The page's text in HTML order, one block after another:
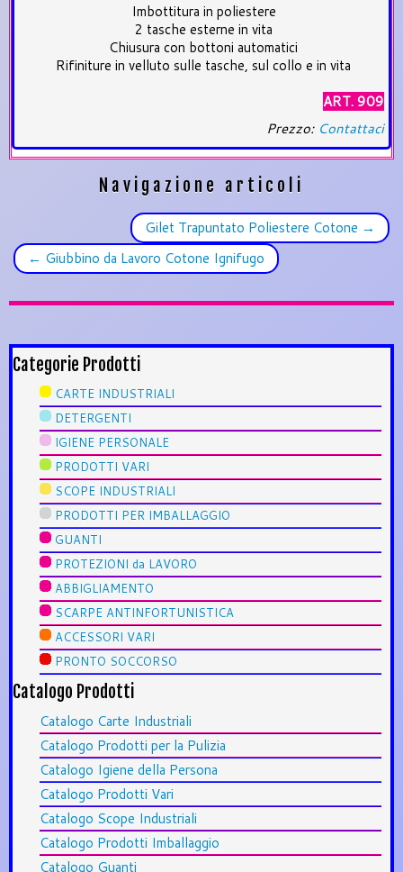
Imbottitura in poliestere
2 tasche esterne in vita
Chiusura con bottoni automatici
Rifiniture in velluto sulle tasche, sul collo e in vita
ART. 909
Prezzo: Contattaci
Navigazione articoli
Gilet Trapuntato Poliestere Cotone →
← Giubbino da Lavoro Cotone Ignifugo
Categorie Prodotti
CARTE INDUSTRIALI
DETERGENTI
IGIENE PERSONALE
PRODOTTI VARI
SCOPE INDUSTRIALI
PRODOTTI PER IMBALLAGGIO
GUANTI
PROTEZIONI da LAVORO
ABBIGLIAMENTO
SCARPE ANTINFORTUNISTICA
ACCESSORI VARI
PRONTO SOCCORSO
Catalogo Prodotti
Catalogo Carte Industriali
Catalogo Prodotti per la Pulizia
Catalogo Igiene della Persona
Catalogo Prodotti Vari
Catalogo Scope Industriali
Catalogo Prodotti Imballaggio
Catalogo Guanti